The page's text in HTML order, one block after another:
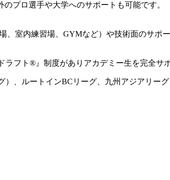
プロ選手や大学へのサポートも可能です。
室内練習場、GYMなど）や技術面のサポ
フト®』制度がありアカデミー生を完全サ
、ルートインBCリーグ、九州アジアリー